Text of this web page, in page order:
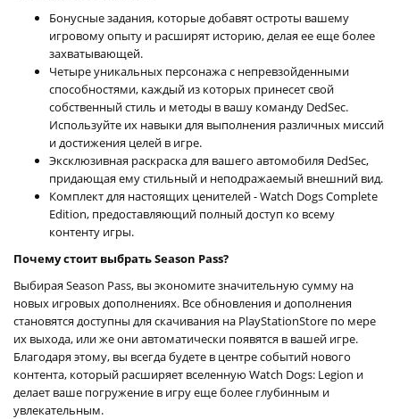
Бонусные задания, которые добавят остроты вашему
игровому опыту и расширят историю, делая ее еще более
захватывающей.
Четыре уникальных персонажа с непревзойденными
способностями, каждый из которых принесет свой
собственный стиль и методы в вашу команду DedSec.
Используйте их навыки для выполнения различных миссий
и достижения целей в игре.
Эксклюзивная раскраска для вашего автомобиля DedSec,
придающая ему стильный и неподражаемый внешний вид.
Комплект для настоящих ценителей - Watch Dogs Complete
Edition, предоставляющий полный доступ ко всему
контенту игры.
Почему стоит выбрать Season Pass?
Выбирая Season Pass, вы экономите значительную сумму на
новых игровых дополнениях. Все обновления и дополнения
становятся доступны для скачивания на PlayStationStore по мере
их выхода, или же они автоматически появятся в вашей игре.
Благодаря этому, вы всегда будете в центре событий нового
контента, который расширяет вселенную Watch Dogs: Legion и
делает ваше погружение в игру еще более глубинным и
увлекательным.